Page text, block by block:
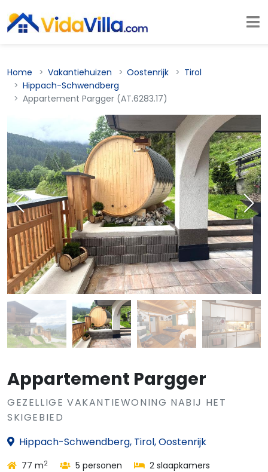
Home Vakantiehuizen Oostenrijk
Tirol
Hippach-Schwendberg
Appartement Pargger (AT.6283.17)
Appartement Pargger
GEZELLIGE VAKANTIEWONING NABIJ HET
SKIGEBIED
Hippach-Schwendberg, Tirol, Oostenrijk
77 m2 5 personen
2 slaapkamers